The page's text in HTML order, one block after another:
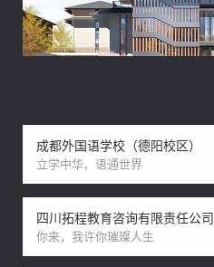
成都外国语学校（德阳校区）
立学中华，语通世界
四川拓程教育咨询有限责任公司
你来，我许你璀璨人生